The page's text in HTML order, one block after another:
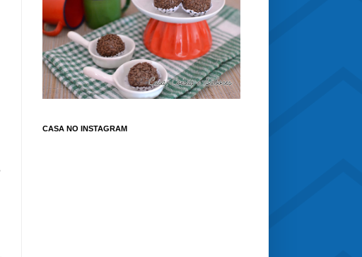
CASA NO INSTAGRAM